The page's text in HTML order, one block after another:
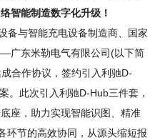
智能制造数字化升级！
备与智能充电设备制造商、国家
广东米勒电气有限公司(以下简
合作协议，签约引入利驰D-
。此次引入利驰D-Hub三件套，
座，助力实现智能识图、精准
环节的高效协同，从源头缩短报